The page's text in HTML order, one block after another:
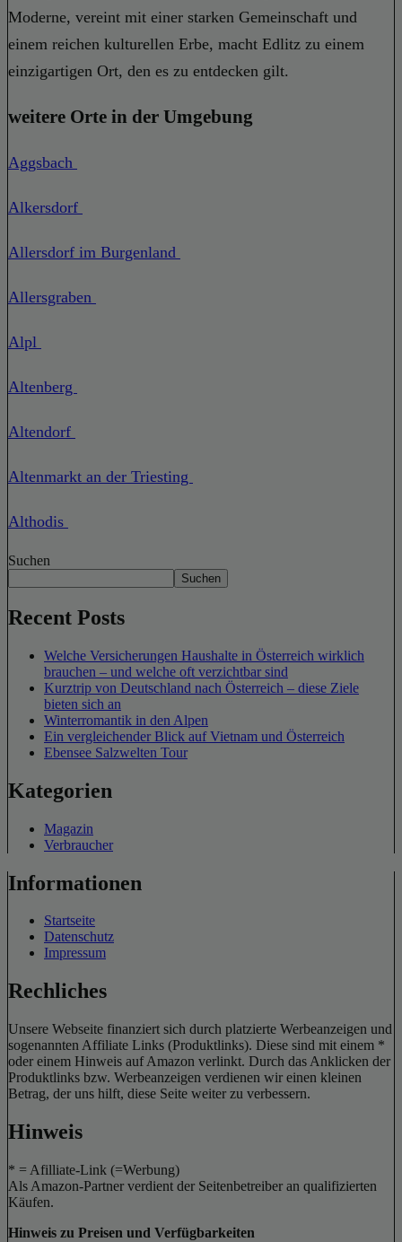
Moderne, vereint mit einer starken Gemeinschaft und
einem reichen kulturellen Erbe, macht Edlitz zu einem
einzigartigen Ort, den es zu entdecken gilt.
weitere Orte in der Umgebung
Aggsbach
Alkersdorf
Allersdorf im Burgenland
Allersgraben
Alpl
Altenberg
Altendorf
Altenmarkt an der Triesting
Althodis
Suchen
Suchen
Recent Posts
Welche Versicherungen Haushalte in Österreich wirklich
brauchen – und welche oft verzichtbar sind
Kurztrip von Deutschland nach Österreich – diese Ziele
bieten sich an
Winterromantik in den Alpen
Ein vergleichender Blick auf Vietnam und Österreich
Ebensee Salzwelten Tour
Kategorien
Magazin
Verbraucher
Informationen
Startseite
Datenschutz
Impressum
Rechliches
Unsere Webseite finanziert sich durch platzierte Werbeanzeigen und
sogenannten Affiliate Links (Produktlinks). Diese sind mit einem *
oder einem Hinweis auf Amazon verlinkt. Durch das Anklicken der
Produktlinks bzw. Werbeanzeigen verdienen wir einen kleinen
Betrag, der uns hilft, diese Seite weiter zu verbessern.
Hinweis
* = Afilliate-Link (=Werbung)
Als Amazon-Partner verdient der Seitenbetreiber an qualifizierten
Käufen.
Hinweis zu Preisen und Verfügbarkeiten